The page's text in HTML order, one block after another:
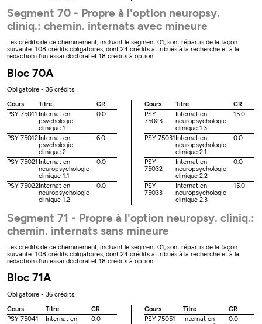
Segment 70 - Propre à l'option neuropsy.
cliniq.: chemin. internats avec mineure
Les crédits de ce cheminement, incluant le segment 01, sont répartis de la façon
suivante: 108 crédits obligatoires, dont 24 crédits attribués à la recherche et à la
rédaction d'un essai doctoral et 18 crédits à option.
Bloc 70A
Obligatoire - 36 crédits.
Cours
Titre
CR
PSY 75011 Internat en
psychologie
clinique 1
0.0
PSY 75012 Internat en
psychologie
clinique 2
6.0
PSY 75021 Internat en
neuropsychologie
clinique 1.1
0.0
PSY 75022 Internat en
neuropsychologie
clinique 1.2
0.0
Cours Titre
CR
PSY
75023
Internat en
neuropsychologie
clinique 1.3
15.0
PSY 75031 Internat en
neuropsychologie
clinique 2.1
0.0
PSY
75032
Internat en
neuropsychologie
clinique 2.2
0.0
PSY
75033
Internat en
neuropsychologie
clinique 2.3
15.0
Segment 71 - Propre à l'option neuropsy. cliniq.:
chemin. internats sans mineure
Les crédits de ce cheminement, incluant le segment 01, sont répartis de la façon
suivante: 108 crédits obligatoires, dont 24 crédits attribués à la recherche et à la
rédaction d'un essai doctoral et 18 crédits à option.
Bloc 71A
Obligatoire - 36 crédits.
Cours
Titre
CR
PSY 75041
Internat en
0.0
Cours Titre
CR
PSY 75051
Internat en
0.0